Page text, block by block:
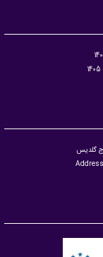
گلدیس